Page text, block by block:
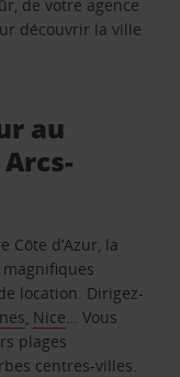
de votre agence
découvrir la ville
au
d’Azur, la
location. Dirigez-
Nice … Vous
plages
centres-villes.